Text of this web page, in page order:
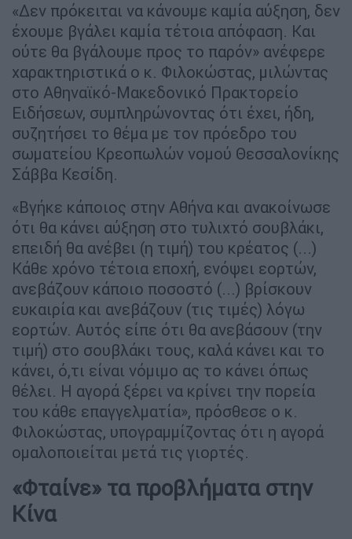
«Δεν πρόκειται να κάνουμε καμία αύξηση, δεν
έχουμε βγάλει καμία τέτοια απόφαση. Και
ούτε θα βγάλουμε προς το παρόν» ανέφερε
χαρακτηριστικά ο κ. Φιλοκώστας, μιλώντας
στο Αθηναϊκό-Μακεδονικό Πρακτορείο
Ειδήσεων, συμπληρώνοντας ότι έχει, ήδη,
συζητήσει το θέμα με τον πρόεδρο του
σωματείου Κρεοπωλών νομού Θεσσαλονίκης
Σάββα Κεσίδη.
«Βγήκε κάποιος στην Αθήνα και ανακοίνωσε
ότι θα κάνει αύξηση στο τυλιχτό σουβλάκι,
επειδή θα ανέβει (η τιμή) του κρέατος (...)
Κάθε χρόνο τέτοια εποχή, ενόψει εορτών,
ανεβάζουν κάποιο ποσοστό (...) βρίσκουν
ευκαιρία και ανεβάζουν (τις τιμές) λόγω
εορτών. Αυτός είπε ότι θα ανεβάσουν (την
τιμή) στο σουβλάκι τους, καλά κάνει και το
κάνει, ό,τι είναι νόμιμο ας το κάνει όπως
θέλει. Η αγορά ξέρει να κρίνει την πορεία
του κάθε επαγγελματία», πρόσθεσε ο κ.
Φιλοκώστας, υπογραμμίζοντας ότι η αγορά
ομαλοποιείται μετά τις γιορτές.
«Φταίνε» τα προβλήματα στην
Κίνα